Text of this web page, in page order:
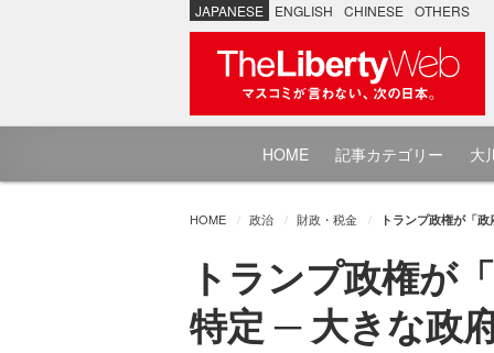
JAPANESE ENGLISH CHINESE OTHERS
HOME 記事カテゴリー 大
HOME 政治 財政・税金 トランプ政権が「
トランプ政権が
特定 ─ 大きな政